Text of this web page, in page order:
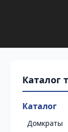
Каталог
Домкраты